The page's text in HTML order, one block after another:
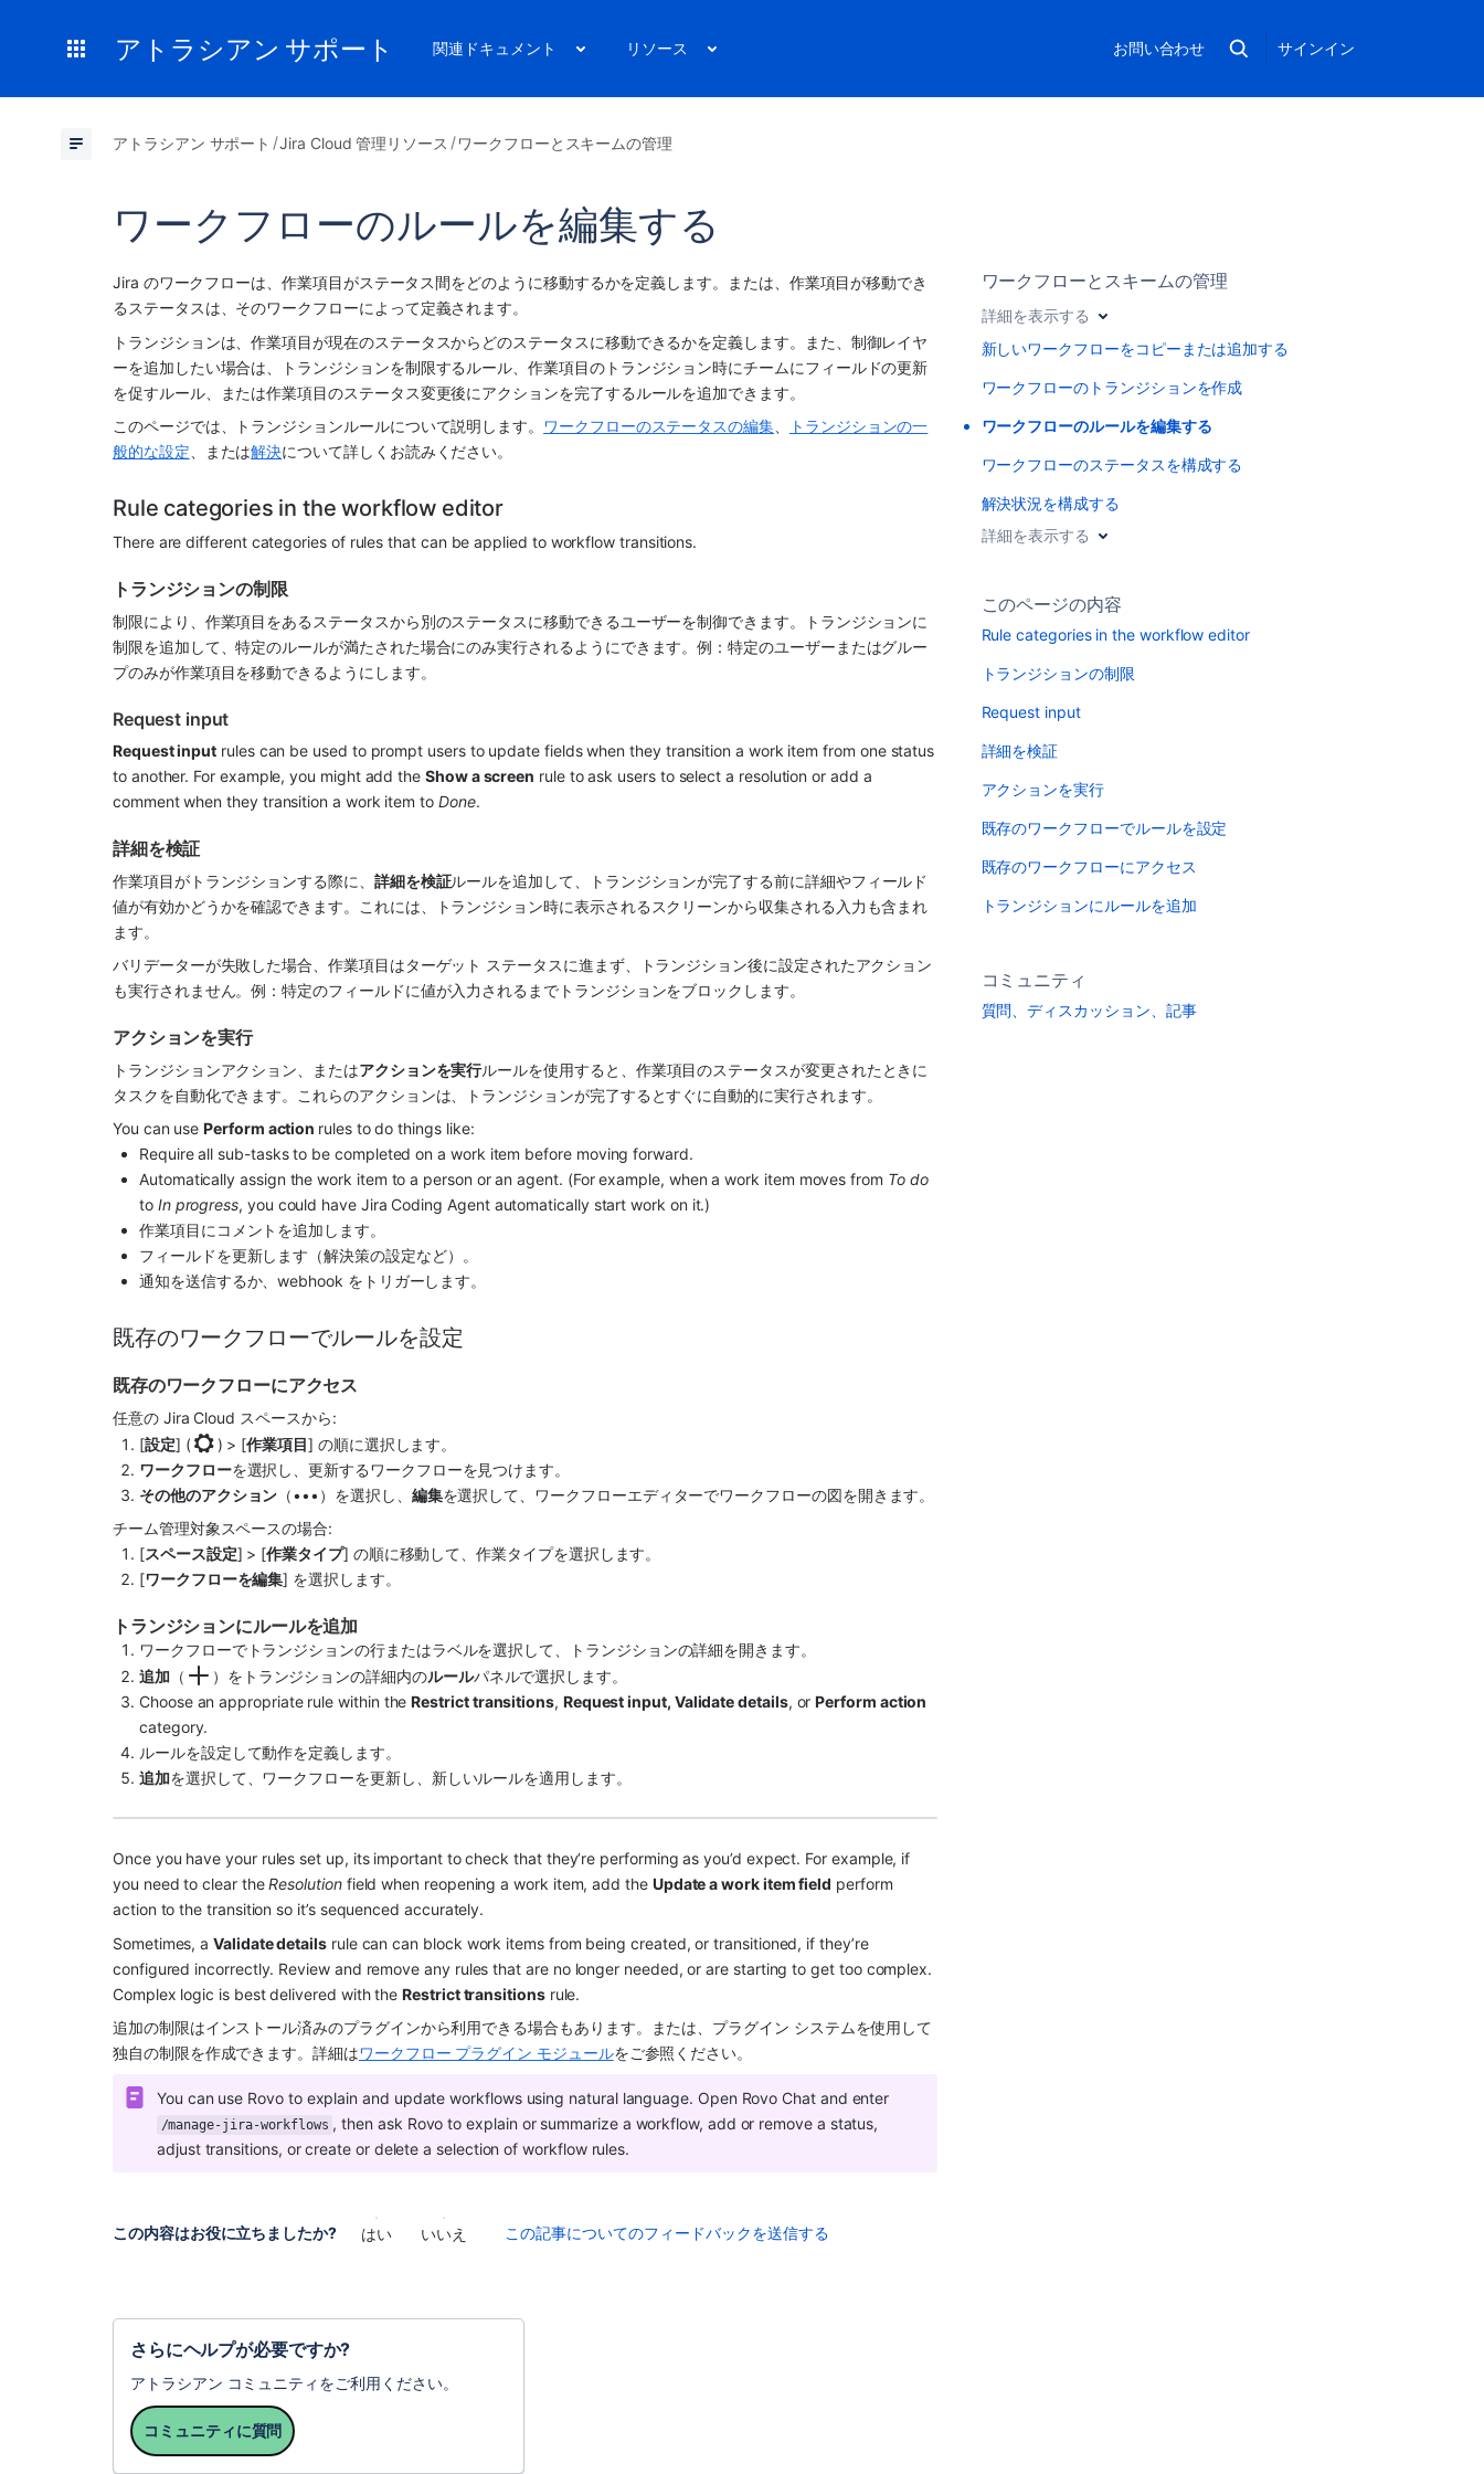
アトラシアン サポート 関連ドキュメント リソース お問い合わせ サインイン
アトラシアン サポート Jira Cloud 管理リソース ワークフローとスキームの管理
ワークフローのルールを編集する
Jira のワークフローは、作業項目がステータス間をどのように移動するかを定義します。または、作業項目が移動でき
るステータスは、そのワークフローによって定義されます。
トランジションは、作業項目が現在のステータスからどのステータスに移動できるかを定義します。また、制御レイヤ
ーを追加したい場合は、トランジションを制限するルール、作業項目のトランジション時にチームにフィールドの更新
を促すルール、または作業項目のステータス変更後にアクションを完了するルールを追加できます。
このページでは、トランジションルールについて説明します。 ワークフローのステータスの編集
トランジションの一
般的な設定 、または解決について詳しくお読みください。
Rule categories in the workflow editor
There are different categories of rules that can be applied to workflow transitions.
トランジションの制限
制限により、作業項目をあるステータスから別のステータスに移動できるユーザーを制御できます。トランジションに
制限を追加して、特定のルールが満たされた場合にのみ実行されるようにできます。例：特定のユーザーまたはグルー
プのみが作業項目を移動できるようにします。
Request input
Request input rules can be used to prompt users to update fields when they transition a work item from one status
to another. For example, you might add the Show a screen rule to ask users to select a resolution or add a
comment when they transition a work item to Done.
詳細を検証
作業項目がトランジションする際に、 詳細を検証ルールを追加して、トランジションが完了する前に詳細やフィールド
値が有効かどうかを確認できます。これには、トランジション時に表示されるスクリーンから収集される入力も含まれ
ます。
バリデーターが失敗した場合、作業項目はターゲット ステータスに進まず、トランジション後に設定されたアクション
も実行されません。例：特定のフィールドに値が入力されるまでトランジションをブロックします。
アクションを実行
トランジションアクション、またはアクションを実行ルールを使用すると、作業項目のステータスが変更されたときに
タスクを自動化できます。これらのアクションは、トランジションが完了するとすぐに自動的に実行されます。
You can use Perform action rules to do things like:
Require all sub-tasks to be completed on a work item before moving forward.
Automatically assign the work item to a person or an agent. (For example, when a work item moves from To do
to In progress, you could have Jira Coding Agent automatically start work on it.)
作業項目にコメントを追加します。
フィールドを更新します（解決策の設定など）。
通知を送信するか、webhook をトリガーします。
既存のワークフローでルールを設定
既存のワークフローにアクセス
任意の Jira Cloud スペースから:
[設定] ( ) > [作業項目] の順に選択します。
ワークフローを選択し、更新するワークフローを見つけます。
その他のアクション （•••）を選択し、 編集を選択して、ワークフローエディターでワークフローの図を開きます。
チーム管理対象 スペースの場合:
[スペース設定] > [作業タイプ] の順に移動して、作業タイプを選択します。
[ワークフローを編集] を選択します。
トランジションにルールを追加
ワークフローでトランジションの行またはラベルを選択して、トランジションの詳細を開きます。
追加 （ ）をトランジションの詳細内のルールパネルで選択します。
Choose an appropriate rule within the Restrict transitions, Request input, Validate details, or Perform action
category.
ルールを設定して動作を定義します。
追加を選択して、ワークフローを更新し、新しいルールを適用します。
Once you have your rules set up, its important to check that they’re performing as you’d expect. For example, if
you need to clear the Resolution field when reopening a work item, add the Update a work item field perform
action to the transition so it’s sequenced accurately.
Sometimes, a Validate details rule can can block work items from being created, or transitioned, if they’re
configured incorrectly. Review and remove any rules that are no longer needed, or are starting to get too complex.
Complex logic is best delivered with the Restrict transitions rule.
追加の制限はインストール済みのプラグインから利用できる場合もあります。または、プラグイン システムを使用して
独自の制限を作成できます。詳細はワークフロー プラグイン モジュールをご参照ください。
/manage-jira-workflows , then ask Rovo to explain or summarize a workflow, add or remove a status,
adjust transitions, or create or delete a selection of workflow rules.
この内容はお役に立ちましたか? はい いいえ この記事についてのフィードバックを送信する
さらにヘルプが必要ですか?
アトラシアン コミュニティをご利用ください。
コミュニティに質問
ワークフローとスキームの管理
詳細を表示する
新しいワークフローをコピーまたは追加する
ワークフローのトランジションを作成
ワークフローのルールを編集する
ワークフローのステータスを構成する
解決状況を構成する
詳細を表示する
このページの内容
Rule categories in the workflow editor
トランジションの制限
Request input
詳細を検証
アクションを実行
既存のワークフローでルールを設定
既存のワークフローにアクセス
トランジションにルールを追加
コミュニティ
質問、ディスカッション、記事